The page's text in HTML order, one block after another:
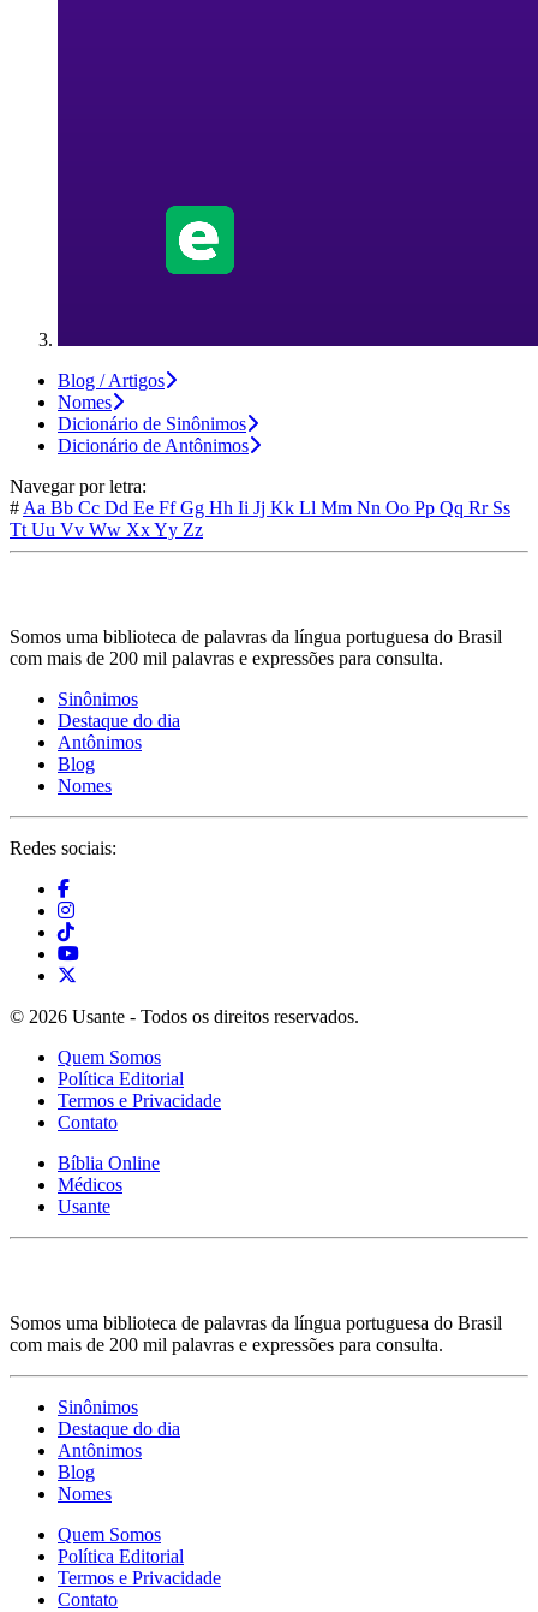
Blog / Artigos
Nomes
Dicionário de Sinônimos
Dicionário de Antônimos
Navegar por letra:
# Aa Bb Cc Dd Ee FfGg Hh Ii Jj Kk Ll Mm Nn Oo Pp Qq Rr Ss
Tt Uu Vv Ww XxYy Zz
Somos uma biblioteca de palavras da língua portuguesa do Brasil
com mais de 200 mil palavras e expressões para consulta.
Sinônimos
Destaque do dia
Antônimos
Blog
Nomes
Redes sociais:
© 2026 Usante - Todos os direitos reservados.
Quem Somos
Política Editorial
Termos e Privacidade
Contato
Bíblia Online
Médicos
Usante
Somos uma biblioteca de palavras da língua portuguesa do Brasil
com mais de 200 mil palavras e expressões para consulta.
Sinônimos
Destaque do dia
Antônimos
Blog
Nomes
Quem Somos
Política Editorial
Termos e Privacidade
Contato